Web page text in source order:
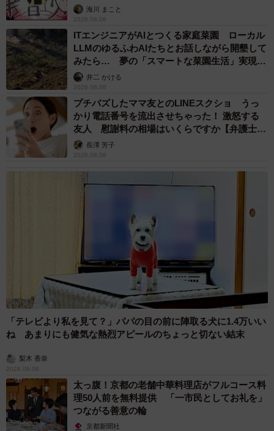
海川 まこと
2026.08.08
ITエンジニアがAIとつくる家庭菜園 ローカル
LLMのゆるふわAIたちとお話しながら開墾して
みたら… 夢の「スマートな菜園生活」実現な
るか井二 かける
2026.08.08
プチバズしたママ友とのLINEスクショ うっ
かり電話番号を流出させちゃった！ 激怒する
友人 慰謝料の相場はいくらですか【弁護士が
解説】長澤 芳子
2026.08.08
「テレビより私を見て？」パパの目の前に陣取る犬に1.4万いい
ね あまりにも健気な熱烈アピールのちょっと切ない結末
梨木 香奈
2026.08.08
太っ腹！京都の老舗中華料理店がフルコース料
理50人前を無料提供 「一市民としてお礼を」
つながる善意の輪
京都新聞社